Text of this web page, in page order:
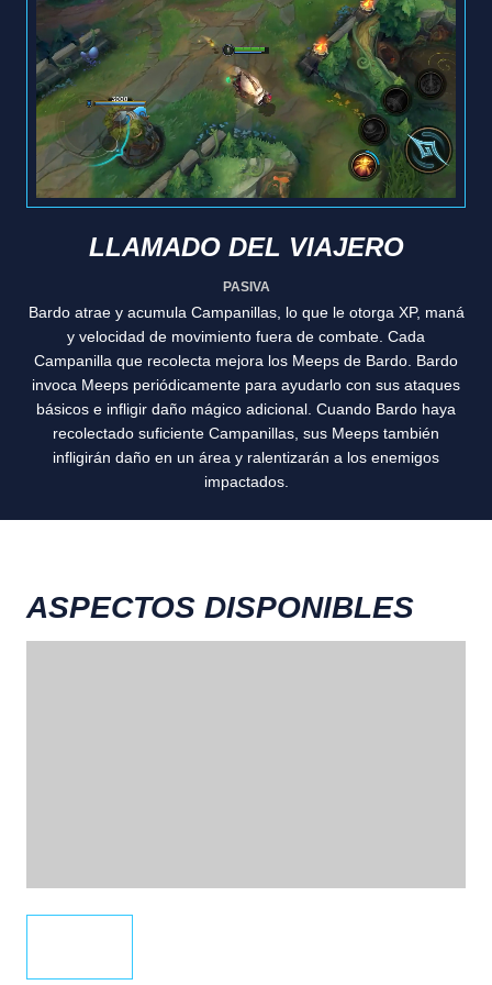
LLAMADO DEL VIAJERO
PASIVA
Bardo atrae y acumula Campanillas, lo que le otorga XP, maná
y velocidad de movimiento fuera de combate. Cada
Campanilla que recolecta mejora los Meeps de Bardo. Bardo
invoca Meeps periódicamente para ayudarlo con sus ataques
básicos e infligir daño mágico adicional. Cuando Bardo haya
recolectado suficiente Campanillas, sus Meeps también
infligirán daño en un área y ralentizarán a los enemigos
impactados.
ASPECTOS DISPONIBLES